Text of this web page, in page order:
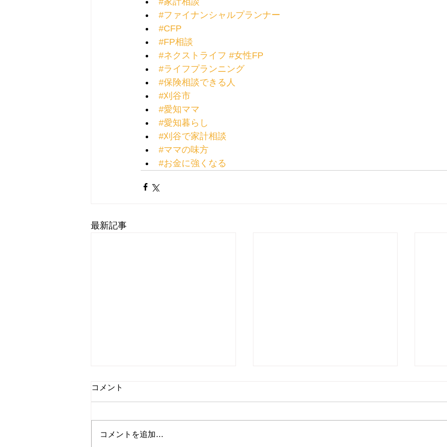
#ファイナンシャルプランナー
#CFP
#FP相談
#ネクストライフ #女性FP
#ライフプランニング
#保険相談できる人
#刈谷市
#愛知ママ
#愛知暮らし
#刈谷で家計相談
#ママの味方
#お金に強くなる
最新記事
コメント
コメントを追加…